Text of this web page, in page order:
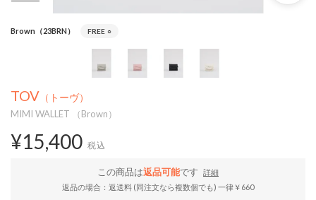
Brown（23BRN） FREE ○
TOV （トーヴ）
MIMI WALLET （Brown）
¥15,400 税込
この商品は返品可能です
詳細
返品の場合：返送料 (同注文なら複数個でも) 一律￥660